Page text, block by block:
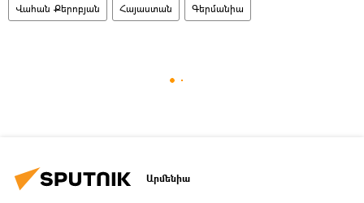
Վահան Քերոբյան Հայաստան Գերմանիա
Արմենիա